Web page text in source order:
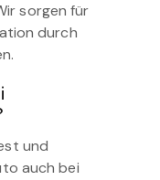
sorgen für
durch
und
auch bei